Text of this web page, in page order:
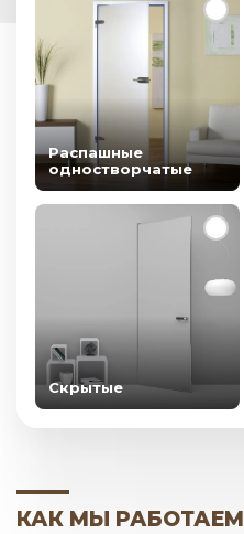
Распашные
одностворчатые
Скрытые
КАК МЫ РАБОТАЕМ